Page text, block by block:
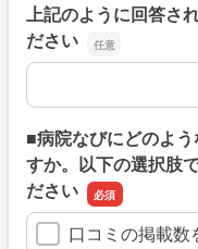
上記のように回答さ
ださい
上記のように回答さ
■病院なびにどのよ
すか。以下の選択肢
ださい
口コミの掲載数